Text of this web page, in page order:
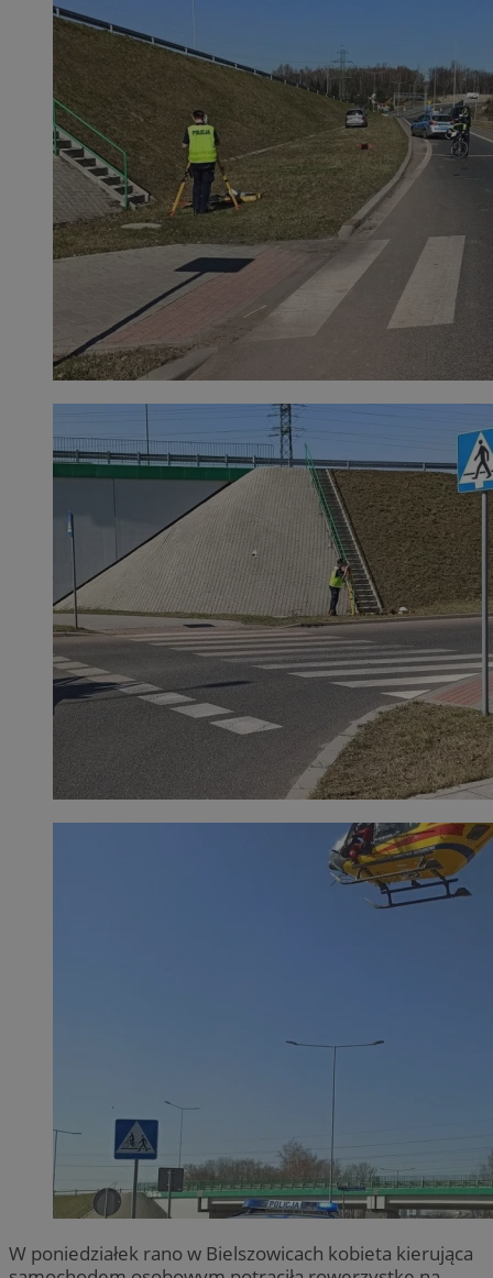
W poniedziałek rano w Bielszowicach kobieta kierująca